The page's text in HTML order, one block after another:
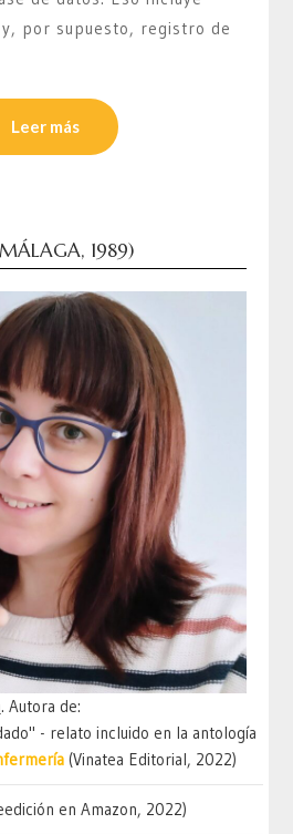
por supuesto, registro de
Leer más
1989)
. Autora de:
- relato incluido en la antología
(Vinatea Editorial, 2022)
en Amazon, 2022)